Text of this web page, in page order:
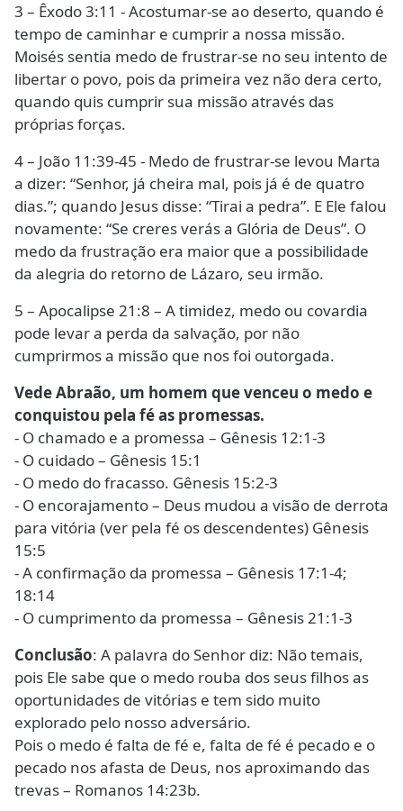
3 – Êxodo 3:11 - Acostumar-se ao deserto, quando é
tempo de caminhar e cumprir a nossa missão.
Moisés sentia medo de frustrar-se no seu intento de
libertar o povo, pois da primeira vez não dera certo,
quando quis cumprir sua missão através das
próprias forças.
4 – João 11:39-45 - Medo de frustrar-se levou Marta
a dizer: “Senhor, já cheira mal, pois já é de quatro
dias.”; quando Jesus disse: “Tirai a pedra”. E Ele falou
novamente: “Se creres verás a Glória de Deus”. O
medo da frustração era maior que a possibilidade
da alegria do retorno de Lázaro, seu irmão.
5 – Apocalipse 21:8 – A timidez, medo ou covardia
pode levar a perda da salvação, por não
cumprirmos a missão que nos foi outorgada.
Vede Abraão, um homem que venceu o medo e
conquistou pela fé as promessas.
- O chamado e a promessa – Gênesis 12:1-3
- O cuidado – Gênesis 15:1
- O medo do fracasso. Gênesis 15:2-3
- O encorajamento – Deus mudou a visão de derrota
para vitória (ver pela fé os descendentes) Gênesis
15:5
- A confirmação da promessa – Gênesis 17:1-4;
18:14
- O cumprimento da promessa – Gênesis 21:1-3
Conclusão: A palavra do Senhor diz: Não temais,
pois Ele sabe que o medo rouba dos seus filhos as
oportunidades de vitórias e tem sido muito
explorado pelo nosso adversário.
Pois o medo é falta de fé e, falta de fé é pecado e o
pecado nos afasta de Deus, nos aproximando das
trevas – Romanos 14:23b.